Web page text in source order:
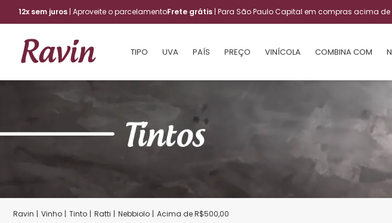
12x sem juros | Aproveite o parcelamentoFrete grátis | Para São Paulo Capital em compras acima de
TIPO UVA PAÍS PREÇO VINÍCOLA COMBINA COM
Vinho Tinto Ratti Nebbiolo Acima de R$500,00